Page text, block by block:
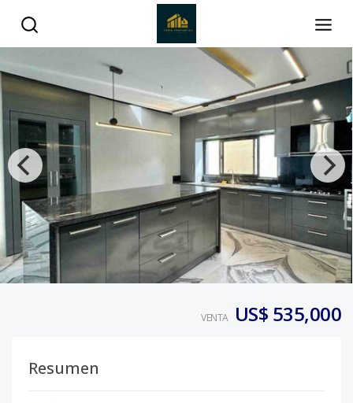
VENTA US$ 535,000
Resumen